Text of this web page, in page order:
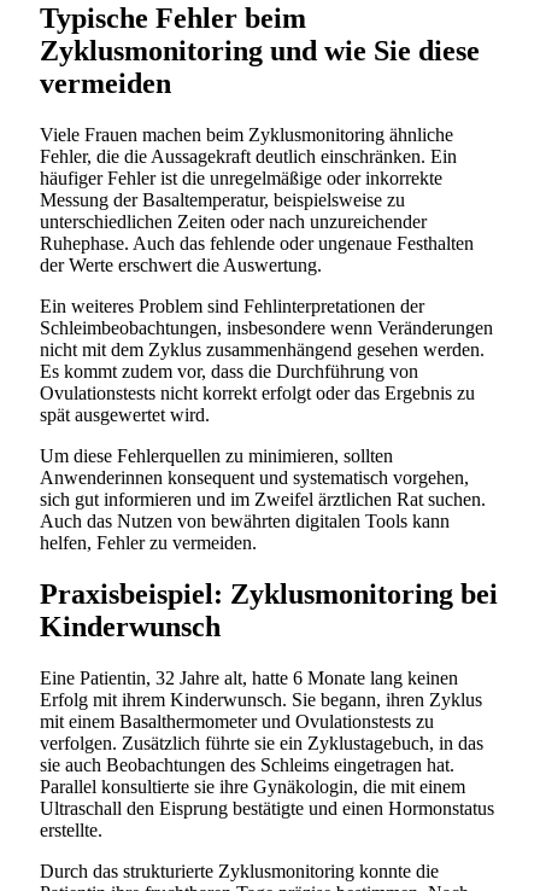
Typische Fehler beim
Zyklusmonitoring und wie Sie diese
vermeiden
Viele Frauen machen beim Zyklusmonitoring ähnliche
Fehler, die die Aussagekraft deutlich einschränken. Ein
häufiger Fehler ist die unregelmäßige oder inkorrekte
Messung der Basaltemperatur, beispielsweise zu
unterschiedlichen Zeiten oder nach unzureichender
Ruhephase. Auch das fehlende oder ungenaue Festhalten
der Werte erschwert die Auswertung.
Ein weiteres Problem sind Fehlinterpretationen der
Schleimbeobachtungen, insbesondere wenn Veränderungen
nicht mit dem Zyklus zusammenhängend gesehen werden.
Es kommt zudem vor, dass die Durchführung von
Ovulationstests nicht korrekt erfolgt oder das Ergebnis zu
spät ausgewertet wird.
Um diese Fehlerquellen zu minimieren, sollten
Anwenderinnen konsequent und systematisch vorgehen,
sich gut informieren und im Zweifel ärztlichen Rat suchen.
Auch das Nutzen von bewährten digitalen Tools kann
helfen, Fehler zu vermeiden.
Praxisbeispiel: Zyklusmonitoring bei
Kinderwunsch
Eine Patientin, 32 Jahre alt, hatte 6 Monate lang keinen
Erfolg mit ihrem Kinderwunsch. Sie begann, ihren Zyklus
mit einem Basalthermometer und Ovulationstests zu
verfolgen. Zusätzlich führte sie ein Zyklustagebuch, in das
sie auch Beobachtungen des Schleims eingetragen hat.
Parallel konsultierte sie ihre Gynäkologin, die mit einem
Ultraschall den Eisprung bestätigte und einen Hormonstatus
erstellte.
Durch das strukturierte Zyklusmonitoring konnte die